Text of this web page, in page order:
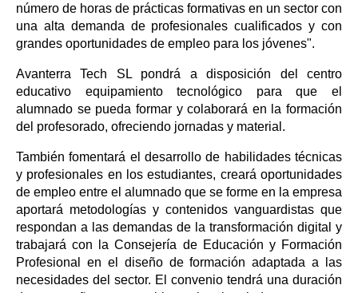
número de horas de prácticas formativas en un sector con
una alta demanda de profesionales cualificados y con
grandes oportunidades de empleo para los jóvenes".
Avanterra Tech SL pondrá a disposición del centro
educativo equipamiento tecnológico para que el
alumnado se pueda formar y colaborará en la formación
del profesorado, ofreciendo jornadas y material.
También fomentará el desarrollo de habilidades técnicas
y profesionales en los estudiantes, creará oportunidades
de empleo entre el alumnado que se forme en la empresa
aportará metodologías y contenidos vanguardistas que
respondan a las demandas de la transformación digital y
trabajará con la Consejería de Educación y Formación
Profesional en el diseño de formación adaptada a las
necesidades del sector. El convenio tendrá una duración